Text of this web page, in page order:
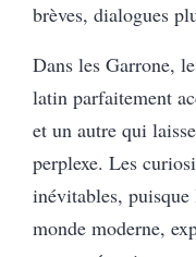
brèves, dialogues
Dans les Garrone,
latin parfaitement
et un autre qui
perplexe. Les
inévitables, puisque
monde moderne,